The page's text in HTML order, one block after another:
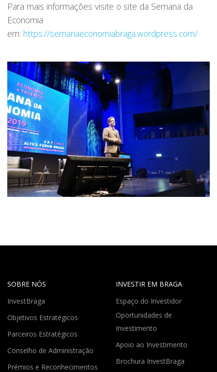
Para mais informações visite o site da Semana da
Economia
em: https://semanaeconomiabraga.wordpress.com/
SOBRE NÓS
InvestBraga
Objetivos Estratégicos
Parceiros Estratégicos
Conselho de Administração
Prémios e Reconhecimentos
INVESTIR EM BRAGA
Espaço do Investidor
Oportunidades de
Investimento
Apoio ao Investimento
Brochura InvestBraga